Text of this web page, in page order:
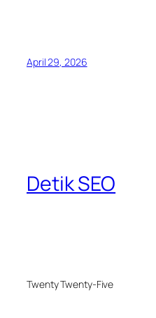
April 29, 2026
Detik SEO
Twenty Twenty-Five